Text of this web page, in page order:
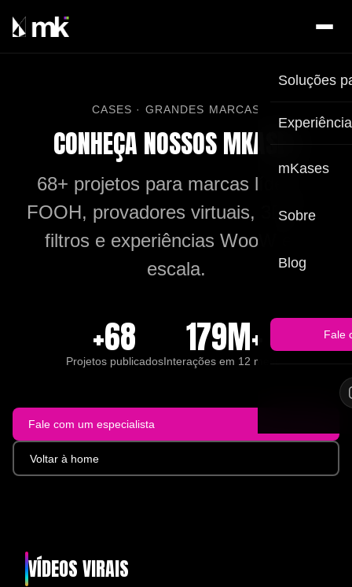
Soluções
mKases
Sobre
Blog
Fale
CASES · GRANDES MARCAS
CONHEÇA NOSSOS MKASES
68+ projetos para marcas líderes:
FOOH, provadores virtuais, 3D, AR,
filtros e experiências WooW em
escala.
+68
Projetos publicados
179M+
Interações em 12 meses
Fale com um especialista
Voltar à home
VÍDEOS VIRAIS